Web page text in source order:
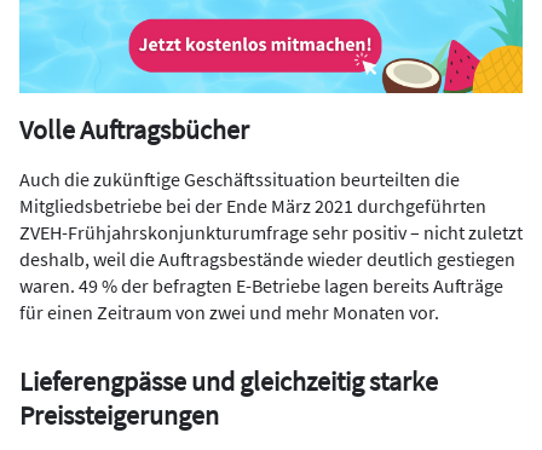
Volle Auftragsbücher
Auch die zukünftige Geschäftssituation beurteilten die
Mitgliedsbetriebe bei der Ende März 2021 durchgeführten
ZVEH-Frühjahrskonjunkturumfrage sehr positiv – nicht zuletzt
deshalb, weil die Auftragsbestände wieder deutlich gestiegen
waren. 49 % der befragten E-Betriebe lagen bereits Aufträge
für einen Zeitraum von zwei und mehr Monaten vor.
Lieferengpässe und gleichzeitig starke
Preissteigerungen